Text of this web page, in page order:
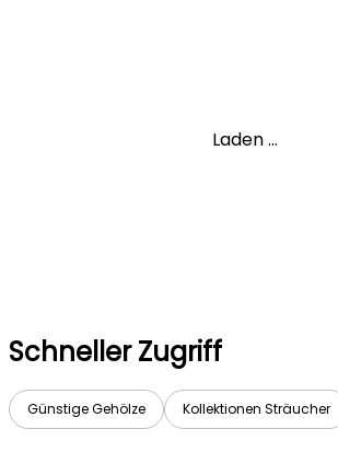
Laden ...
Schneller Zugriff
Günstige Gehölze Kollektionen Sträucher